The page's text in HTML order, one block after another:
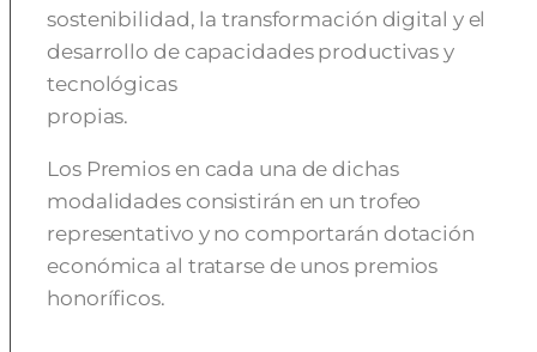
sostenibilidad, la transformación digital y el
desarrollo de capacidades productivas y
tecnológicas
propias.
Los Premios en cada una de dichas
modalidades consistirán en un trofeo
representativo y no comportarán dotación
económica al tratarse de unos premios
honoríficos.